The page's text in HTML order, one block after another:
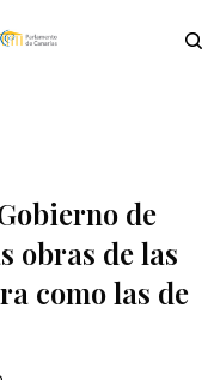
de
obras de las
como las de